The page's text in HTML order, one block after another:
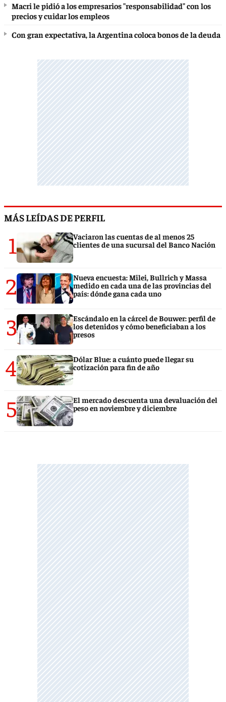
Macri le pidió a los empresarios "responsabilidad" con los
precios y cuidar los empleos
Con gran expectativa, la Argentina coloca bonos de la deuda
MÁS LEÍDAS DE PERFIL
1
Vaciaron las cuentas de al menos 25
clientes de una sucursal del Banco Nación
2
Nueva encuesta: Milei, Bullrich y Massa
medido en cada una de las provincias del
país: dónde gana cada uno
3
Escándalo en la cárcel de Bouwer: perfil de
los detenidos y cómo beneficiaban a los
presos
4
Dólar Blue: a cuánto puede llegar su
cotización para fin de año
5
El mercado descuenta una devaluación del
peso en noviembre y diciembre